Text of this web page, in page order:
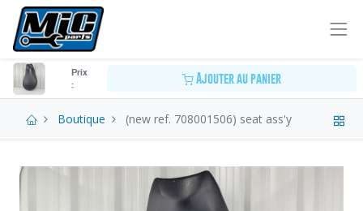
Prix
:
Ajouter au panier
Boutique (new ref. 708001506) seat ass'y